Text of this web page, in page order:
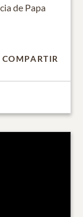
de Papa
COMPARTIR